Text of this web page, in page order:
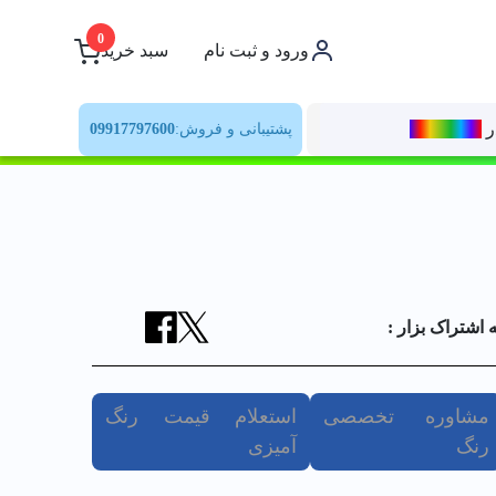
ورود و ثبت نام سبد خرید
0
پشتیبانی و فروش:09917797600
اشتراک بزار :
مشاوره تخصصی
رنگ
استعلام قیمت رنگ
آمیزی